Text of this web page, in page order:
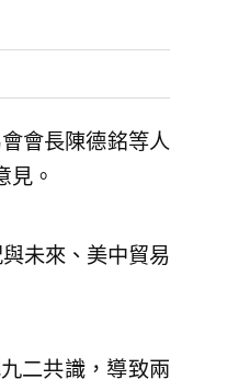
會長陳德銘等人
見。
未來、美中貿易
二共識，導致兩